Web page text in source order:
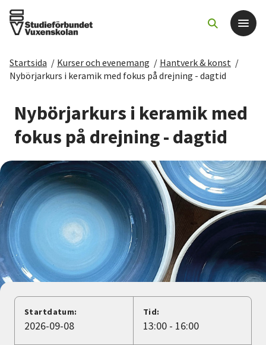
Det här gör vi
För dig som
Sök kurser och evenemang
Om SV
Starta studiecirkel
Cirkelledare
Nyheter
Avdelningar
Startsida / Kurser och evenemang / Hantverk & konst /
Nybörjarkurs i keramik med fokus på drejning - dagtid
Nybörjarkurs i keramik med
fokus på drejning - dagtid
Startdatum:
2026-09-08
Tid:
13:00 - 16:00